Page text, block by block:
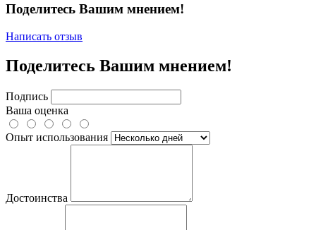
Поделитесь Вашим мнением!
Написать отзыв
Поделитесь Вашим мнением!
Подпись
Ваша оценка
Опыт использования
Достоинства